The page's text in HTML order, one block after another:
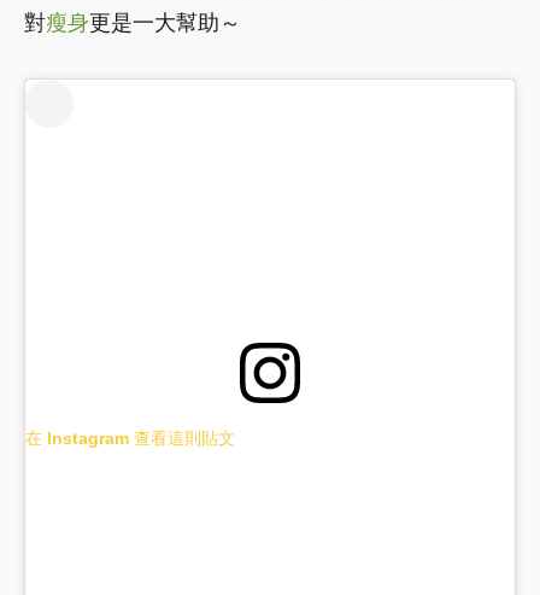
對瘦身更是一大幫助～
在 Instagram 查看這則貼文